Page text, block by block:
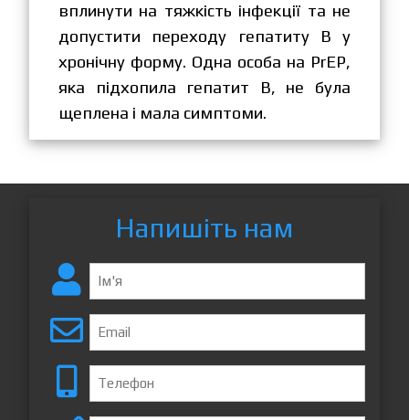
вплинути на тяжкість інфекції та не
допустити переходу гепатиту В у
хронічну форму. Одна особа на PrEP,
яка підхопила гепатит В, не була
щеплена і мала симптоми.
Напишіть нам